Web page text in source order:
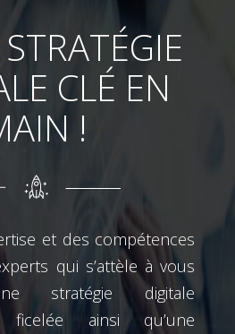
CLÉ EN
!
et des compétences
qui s’attèle à vous
stratégie digitale
ficelée ainsi qu’une